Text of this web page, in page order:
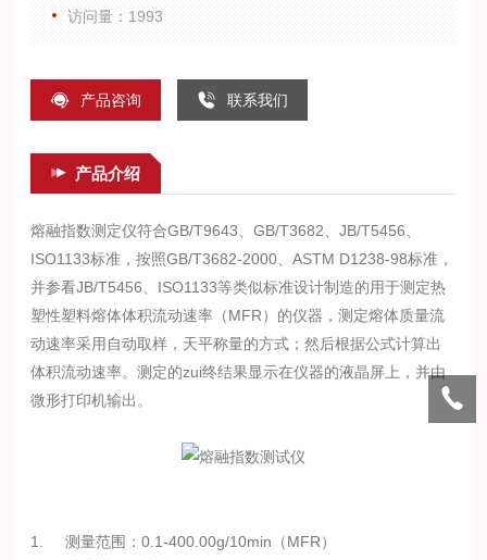
访问量：1993
产品咨询 联系我们
产品介绍
熔融指数测定仪符合GB/T9643、GB/T3682、JB/T5456、
ISO1133标准，按照GB/T3682-2000、ASTM D1238-98标准，
并参看JB/T5456、ISO1133等类似标准设计制造的用于测定热
塑性塑料熔体体积流动速率（MFR）的仪器，测定熔体质量流
动速率采用自动取样，天平称量的方式；然后根据公式计算出
体积流动速率。测定的zui终结果显示在仪器的液晶屏上，并由
微形打印机输出。
1. 测量范围：0.1-400.00g/10min（MFR）